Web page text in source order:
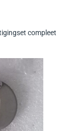
compleet